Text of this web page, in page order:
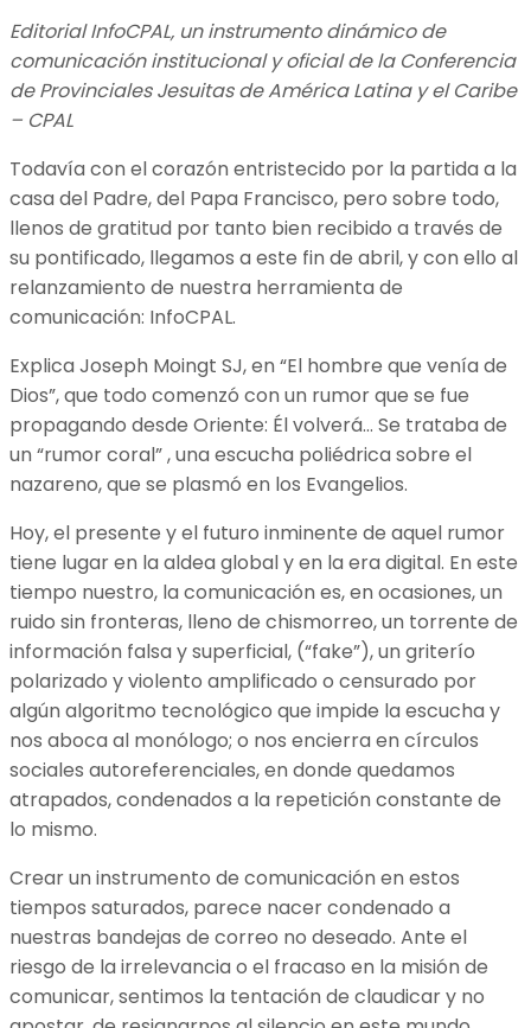
Editorial InfoCPAL, un instrumento dinámico de
comunicación institucional y oficial de la Conferencia
de Provinciales Jesuitas de América Latina y el Caribe
– CPAL
Todavía con el corazón entristecido por la partida a la
casa del Padre, del Papa Francisco, pero sobre todo,
llenos de gratitud por tanto bien recibido a través de
su pontificado, llegamos a este fin de abril, y con ello al
relanzamiento de nuestra herramienta de
comunicación: InfoCPAL.
Explica Joseph Moingt SJ, en “El hombre que venía de
Dios”, que todo comenzó con un rumor que se fue
propagando desde Oriente: Él volverá… Se trataba de
un “rumor coral” , una escucha poliédrica sobre el
nazareno, que se plasmó en los Evangelios.
Hoy, el presente y el futuro inminente de aquel rumor
tiene lugar en la aldea global y en la era digital. En este
tiempo nuestro, la comunicación es, en ocasiones, un
ruido sin fronteras, lleno de chismorreo, un torrente de
información falsa y superficial, (“fake”), un griterío
polarizado y violento amplificado o censurado por
algún algoritmo tecnológico que impide la escucha y
nos aboca al monólogo; o nos encierra en círculos
sociales autoreferenciales, en donde quedamos
atrapados, condenados a la repetición constante de
lo mismo.
Crear un instrumento de comunicación en estos
tiempos saturados, parece nacer condenado a
nuestras bandejas de correo no deseado. Ante el
riesgo de la irrelevancia o el fracaso en la misión de
comunicar, sentimos la tentación de claudicar y no